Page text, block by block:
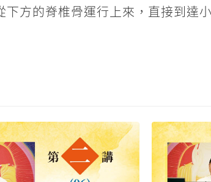
下方的脊椎骨運行上來，直接到達